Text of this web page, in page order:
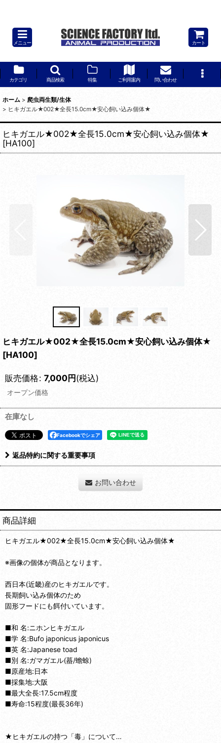
メニュー カート
カテゴリ 商品検索 特集 ご利用案内 問い合わせ
ホーム > 爬虫両生類/生体
> ヒキガエル★002★全長15.0cm★安心飼い込み個体★
ヒキガエル★002★全長15.0cm★安心飼い込み個体★
[HA100]
ヒキガエル★002★全長15.0cm★安心飼い込み個体★
[HA100]
販売価格: 7,000円(税込)
オープン価格
在庫なし
Facebookでシェア
返品特約に関する重要事項
お問い合わせ
商品詳細
ヒキガエル★002★全長15.0cm★安心飼い込み個体★
※画像の個体が商品となります。
西日本(近畿)産のヒキガエルです。
長期飼い込み個体のため
固形フードにも餌付いています。
■和 名:ニホンヒキガエル
■学 名:Bufo japonicus japonicus
■英 名:Japanese toad
■別 名:ガマガエル(蟇/蟾蜍)
■原産地:日本
■採集地:大阪
■最大全長:17.5cm程度
■寿命:15程度(最長36年)
★ヒキガエルの持つ「毒」について…